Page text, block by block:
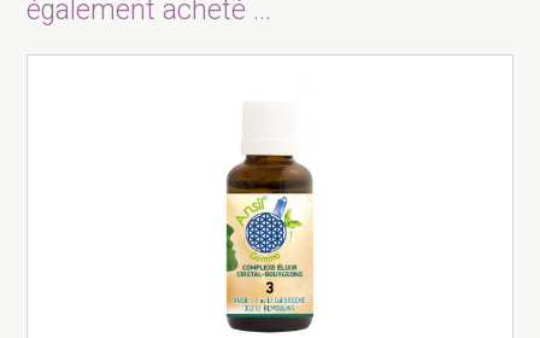
également acheté ...